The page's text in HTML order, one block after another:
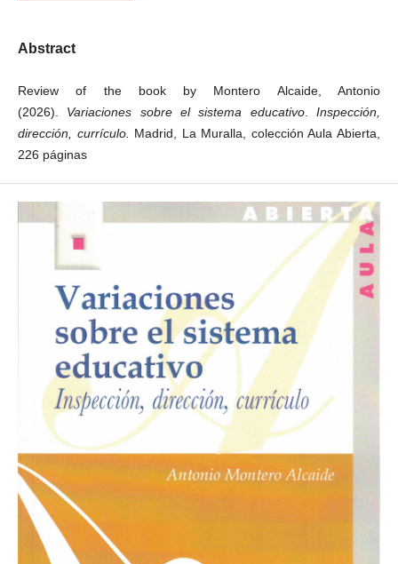
Abstract
Review of the book by Montero Alcaide, Antonio
(2026). Variaciones sobre el sistema educativo.Inspección,
dirección, currículo.
Madrid, La Muralla, colección Aula Abierta,
226 páginas